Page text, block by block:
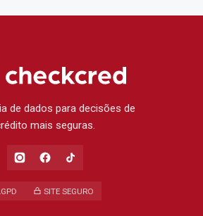
de dados para decisões de
mais seguras.
SITE SEGURO